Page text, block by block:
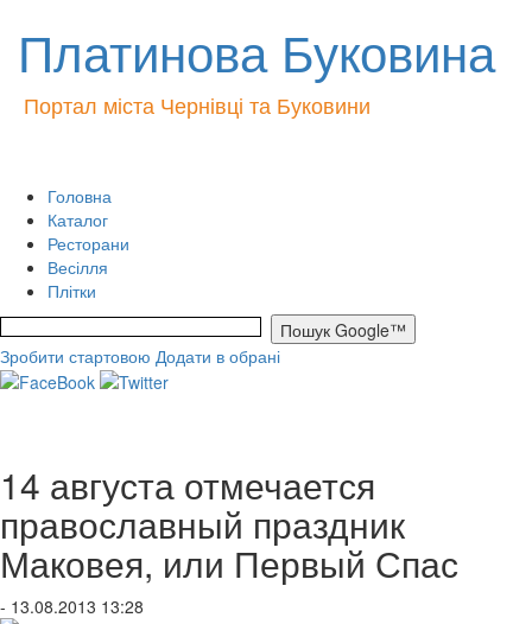
Платинова Буковина
Портал міста Чернівці та Буковини
Головна
Каталог
Ресторани
Весілля
Плітки
Зробити стартовою Додати в обрані
14 августа отмечается
православный праздник
Маковея, или Первый Спас
- 13.08.2013 13:28